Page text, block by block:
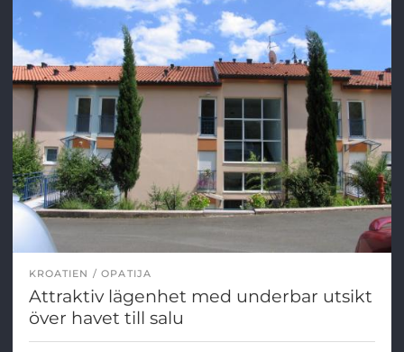
E-postadress*
KROATIEN OPATIJA
Attraktiv lägenhet med underbar utsikt
över havet till salu